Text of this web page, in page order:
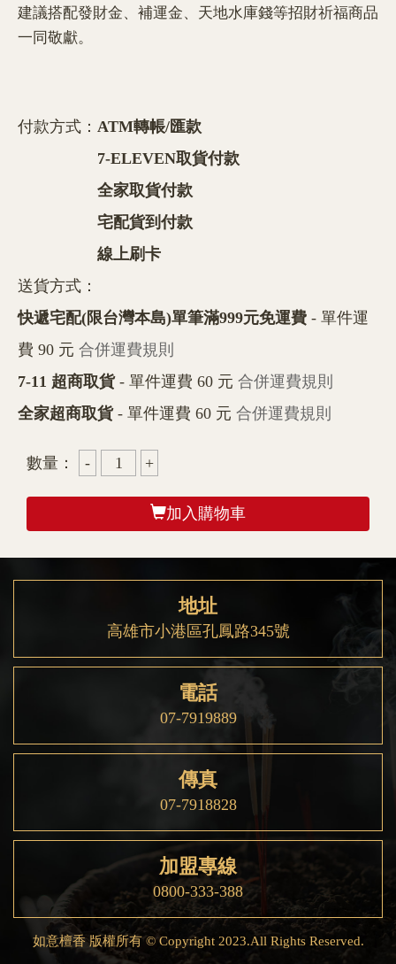
建議搭配發財金、補運金、天地水庫錢等招財祈福商品
一同敬獻。
付款方式： ATM轉帳/匯款
7-ELEVEN取貨付款
全家取貨付款
宅配貨到付款
線上刷卡
送貨方式：
快遞宅配(限台灣本島)單筆滿999元免運費 - 單件運
費 90 元 合併運費規則
7-11 超商取貨- 單件運費 60 元 合併運費規則
全家超商取貨- 單件運費 60 元 合併運費規則
數量：
加入購物車
地址
高雄市小港區孔鳳路345號
電話
07-7919889
傳真
07-7918828
加盟專線
0800-333-388
如意檀香 版權所有 © Copyright 2023.All Rights Reserved.